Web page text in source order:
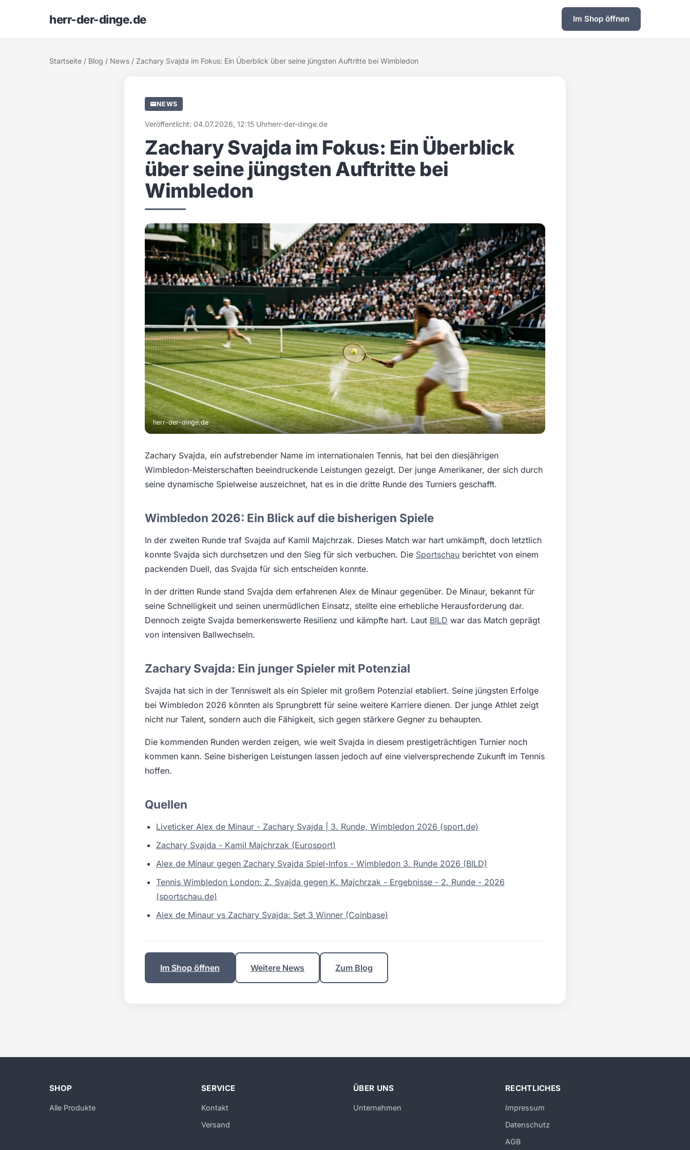
herr-der-dinge.de Im Shop öffnen
Startseite / Blog / News / Zachary Svajda im Fokus: Ein Überblick über seine jüngsten Auftritte bei Wimbledon
NEWS
Veröffentlicht: 04.07.2026, 12:15 Uhrherr-der-dinge.de
Zachary Svajda im Fokus: Ein Überblick
über seine jüngsten Auftritte bei
Wimbledon
herr-der-dinge.de
Zachary Svajda, ein aufstrebender Name im internationalen Tennis, hat bei den diesjährigen
Wimbledon-Meisterschaften beeindruckende Leistungen gezeigt. Der junge Amerikaner, der sich durch
seine dynamische Spielweise auszeichnet, hat es in die dritte Runde des Turniers geschafft.
Wimbledon 2026: Ein Blick auf die bisherigen Spiele
In der zweiten Runde traf Svajda auf Kamil Majchrzak. Dieses Match war hart umkämpft, doch letztlich
konnte Svajda sich durchsetzen und den Sieg für sich verbuchen. Die Sportschau berichtet von einem
packenden Duell, das Svajda für sich entscheiden konnte.
In der dritten Runde stand Svajda dem erfahrenen Alex de Minaur gegenüber. De Minaur, bekannt für
seine Schnelligkeit und seinen unermüdlichen Einsatz, stellte eine erhebliche Herausforderung dar.
Dennoch zeigte Svajda bemerkenswerte Resilienz und kämpfte hart. Laut BILD war das Match geprägt
von intensiven Ballwechseln.
Zachary Svajda: Ein junger Spieler mit Potenzial
Svajda hat sich in der Tenniswelt als ein Spieler mit großem Potenzial etabliert. Seine jüngsten Erfolge
bei Wimbledon 2026 könnten als Sprungbrett für seine weitere Karriere dienen. Der junge Athlet zeigt
nicht nur Talent, sondern auch die Fähigkeit, sich gegen stärkere Gegner zu behaupten.
Die kommenden Runden werden zeigen, wie weit Svajda in diesem prestigeträchtigen Turnier noch
kommen kann. Seine bisherigen Leistungen lassen jedoch auf eine vielversprechende Zukunft im Tennis
hoffen.
Quellen
Liveticker Alex de Minaur - Zachary Svajda | 3. Runde, Wimbledon 2026 (sport.de)
Zachary Svajda - Kamil Majchrzak (Eurosport)
Alex de Minaur gegen Zachary Svajda Spiel-Infos - Wimbledon 3. Runde 2026 (BILD)
Tennis Wimbledon London: Z. Svajda gegen K. Majchrzak - Ergebnisse - 2. Runde - 2026
(sportschau.de)
Alex de Minaur vs Zachary Svajda: Set 3 Winner (Coinbase)
Im Shop öffnen Weitere News Zum Blog
SHOP
Alle Produkte
SERVICE
Kontakt
Versand
ÜBER UNS
Unternehmen
RECHTLICHES
Impressum
Datenschutz
AGB